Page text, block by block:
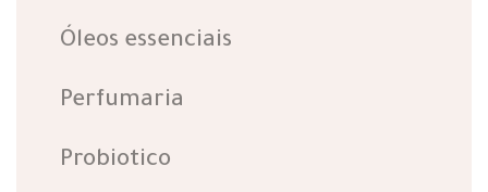
Óleos essenciais
Perfumaria
Probiotico